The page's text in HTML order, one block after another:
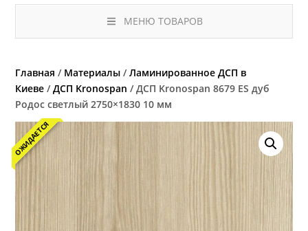
МЕНЮ ТОВАРОВ
Главная / Материалы /Ламинированное ДСП в
Киеве /ДСП Kronospan / ДСП Kronospan 8679 ES дуб
Родос светлый 2750×1830 10 мм
ОЖИДАЕТСЯ